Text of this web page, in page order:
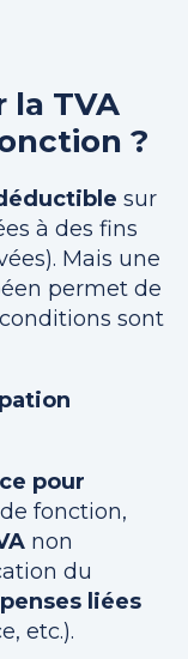
TVA
?
sur
à des fins
Mais une
permet de
sont
pour
fonction,
non
du
liées
etc.).